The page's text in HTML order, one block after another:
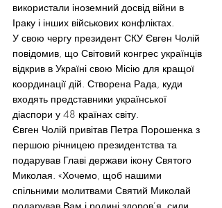
використали іноземний досвід війни в
Іраку і інших військових конфліктах.
У свою чергу президент СКУ Євген Чолій
повідомив, що Світовий конгрес українців
відкрив в Україні свою Місію для кращої
координації дій. Створена Рада, куди
входять представники української
діаспори у 48 країнах світу.
Євген Чолій привітав Петра Порошенка з
першою річницею президентства та
подарував Главі держави ікону Святого
Миколая. «Хочемо, щоб нашими
спільними молитвами Святий Миколай